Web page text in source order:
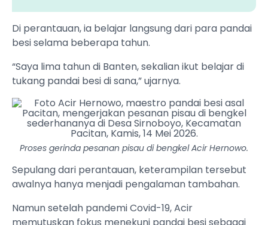
Di perantauan, ia belajar langsung dari para pandai
besi selama beberapa tahun.
“Saya lima tahun di Banten, sekalian ikut belajar di
tukang pandai besi di sana,” ujarnya.
Proses gerinda pesanan pisau di bengkel Acir Hernowo.
Sepulang dari perantauan, keterampilan tersebut
awalnya hanya menjadi pengalaman tambahan.
Namun setelah pandemi Covid-19, Acir